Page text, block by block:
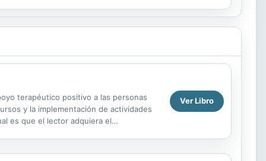
terapéutico positivo a las personas
y la implementación de actividades
es que el lector adquiera el
Ver Libro